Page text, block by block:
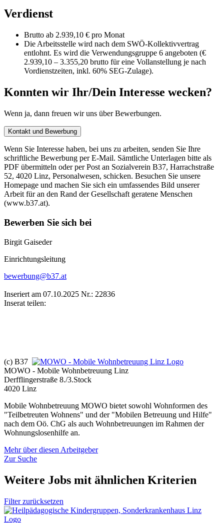
Verdienst
Brutto ab 2.939,10 € pro Monat
Die Arbeitsstelle wird nach dem SWÖ-Kollektivvertrag
entlohnt. Es wird die Verwendungsgruppe 6 angeboten (€
2.939,10 – 3.355,20 brutto für eine Vollanstellung je nach
Vordienstzeiten, inkl. 60% SEG-Zulage).
Konnten wir Ihr/Dein Interesse wecken?
Wenn ja, dann freuen wir uns über Bewerbungen.
Kontakt und Bewerbung
Wenn Sie Interesse haben, bei uns zu arbeiten, senden Sie Ihre
schriftliche Bewerbung per E-Mail. Sämtliche Unterlagen bitte als
PDF übermitteln oder per Post an Sozialverein B37, Harrachstraße
52, 4020 Linz, Personalwesen, schicken. Besuchen Sie unsere
Homepage und machen Sie sich ein umfassendes Bild unserer
Arbeit für an den Rand der Gesellschaft geratene Menschen
(www.b37.at).
Bewerben Sie sich bei
Birgit Gaiseder
Einrichtungsleitung
bewerbung@b37.at
Inseriert am 07.10.2025 Nr.: 22836
Inserat teilen:
(c) B37
MOWO - Mobile Wohnbetreuung Linz
Derfflingerstraße 8./3.Stock
4020 Linz
Mobile Wohnbetreuung MOWO bietet sowohl Wohnformen des
"Teilbetreuten Wohnens" und der "Mobilen Betreuung und Hilfe"
nach dem Oö. ChG als auch Wohnbetreuungen im Rahmen der
Wohnungslosenhilfe an.
Mehr über diesen Arbeitgeber
Zur Suche
Weitere Jobs mit ähnlichen Kriterien
Filter zurücksetzen